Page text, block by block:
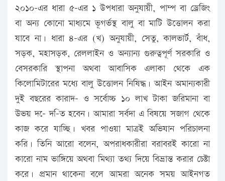
২০১০-এর ধারা ৫-এর ১ উপধারা অনুযায়ী, পাম্প বা ড্রেজিং
বা অন্য কোনো মাধ্যমে ভূগর্ভস্থ বালু বা মাটি উত্তোলন করা
যাবে না। ধারা ৪-এর (খ) অনুযায়ী, সেতু, কালভার্ট, বাঁধ,
সড়ক, মহাসড়ক, রেললাইন ও অন্যান্য গুরুত্বপূর্ণ সরকারি ও
বেসরকারি স্থাপনা অথবা আবাসিক এলাকা থেকে এক
কিলোমিটারের মধ্যে বালু উত্তোলন নিষিদ্ধ। আইন অমান্যকারী
দুই বছরের কারাদ- ও সর্বোচ্চ ১০ লাখ টাকা জরিমানা বা
উভয় দ-ে দ-িত হবেন। আমারা সর্বদা এ বিষয়ে সজাগ থেকে
কাজ করে যাচ্ছি। খবর পাওয়া মাত্রই অভিযান পরিচালনা
করি। তিনি আরো বলেন, অপরাধকারীরা বরাবরই কারো না
কারো নাম ভাঙ্গিয়ে অথবা মিথ্যা তথ্য দিয়ে বিভ্রান্ত করার চেষ্টা
করে। প্রমান থাকেনা বলে আমরা অনেক সময় আইনগত